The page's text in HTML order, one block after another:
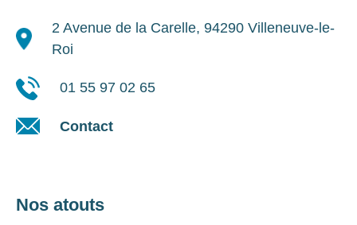
2 Avenue de la Carelle, 94290 Villeneuve-le-
Roi
01 55 97 02 65
Contact
Nos atouts